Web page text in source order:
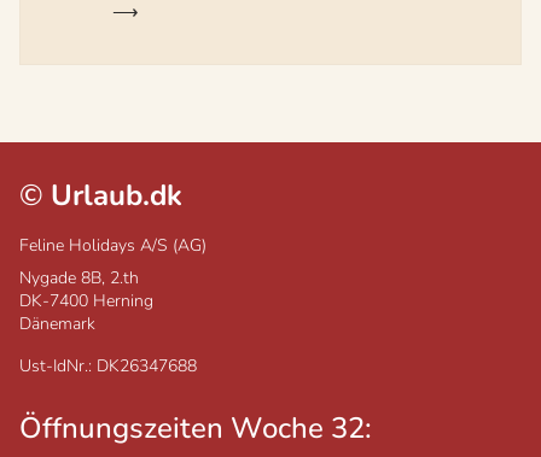
© Urlaub.dk
Feline Holidays A/S (AG)
Nygade 8B, 2.th
DK-7400 Herning
Dänemark
Ust-IdNr.: DK26347688
Öffnungszeiten Woche 32: